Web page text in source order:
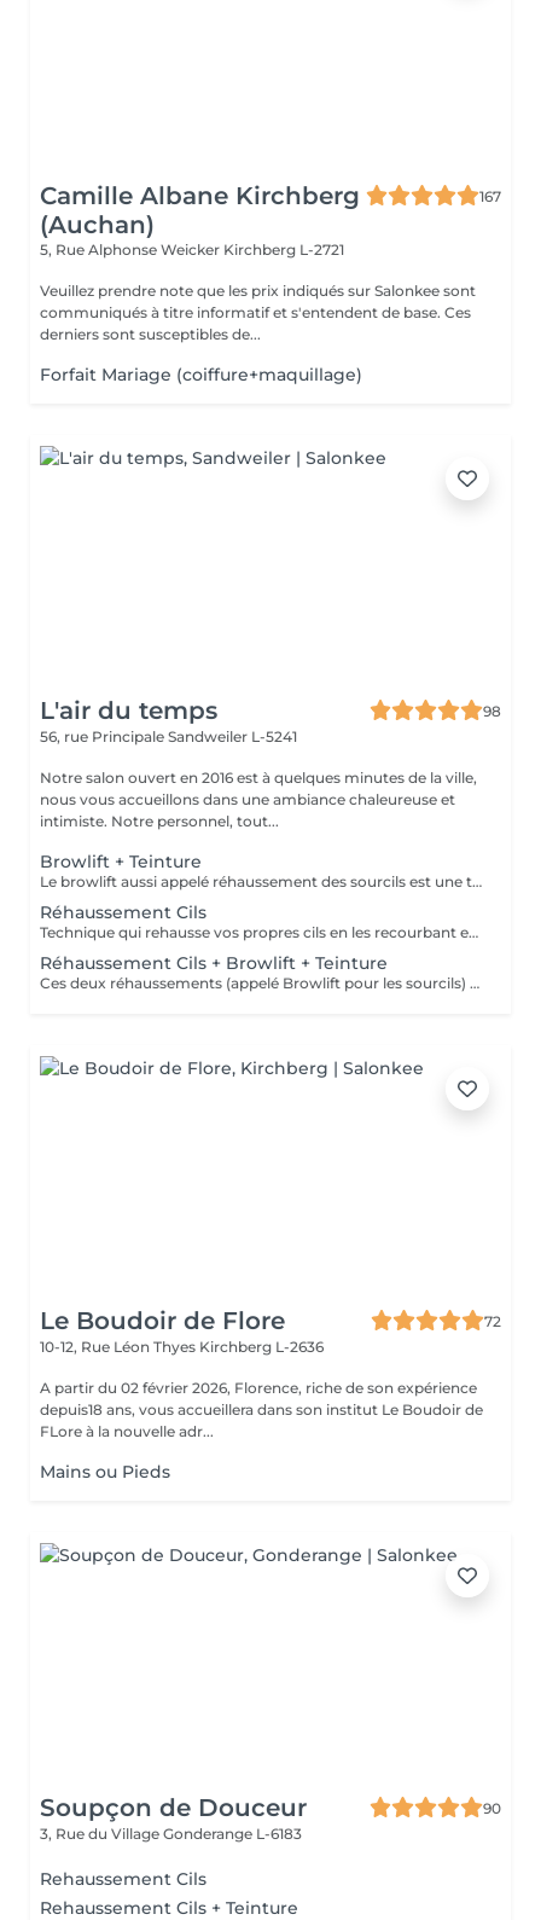
Camille Albane Kirchberg
(Auchan)
167
5, Rue Alphonse Weicker Kirchberg L-2721
Veuillez prendre note que les prix indiqués sur Salonkee sont
communiqués à titre informatif et s'entendent de base. Ces
derniers sont susceptibles de...
Forfait Mariage (coiffure+maquillage)
L'air du temps
98
56, rue Principale Sandweiler L-5241
Notre salon ouvert en 2016 est à quelques minutes de la ville,
nous vous accueillons dans une ambiance chaleureuse et
intimiste. Notre personnel, tout...
Browlift + Teinture
Le browlift aussi appelé réhaussement des sourcils est une technique pour discipliner les poils parfois broussailleux des sourcils, les rehausser et leur donner une jolie forme, il inclut d'office une teinture. C'est une dernière tendance dans la beauté du regard. Peut être associé à un réhaussement des cils pour un résultat plus spectaculaire. Tenue environ 4 semaines. Il est nécessaire d'avoir des sourcils fournis et ne pas avoir fait une teinture de ceux-ci dans les semaines précédentes.
Réhaussement Cils
Technique qui rehausse vos propres cils en les recourbant et en leur donnant une apparence allongée. Vous donnera un regard agrandi. Tenue 2 à 3 mois. La teinture est vivement recommandée pour obtenir un meilleur résultat, un regard plus intense. La kératine est un soin pour, hydrater, nourrir et fortifier les cils. Il faut garder les yeux fermés pendant le traitement. Ne pas venir avec de mascara ce jour de préférence. Pour un regard encore plus spectaculaire vous pouvez combiner avec le réhaussement de sourcils, appelé Browlift.
Réhaussement Cils + Browlift + Teinture
Ces deux réhaussements (appelé Browlift pour les sourcils) vous donneront un look différent, votre regard sera doublement embelli. Vos sourcils doivent contenir assez de poils pour cette technique. Tenue 2-3 mois. Remarque: ne pas porter de mascara le jour du soin de préférence; pas de teinture de sourcils les 3 mois avant.
Le Boudoir de Flore
72
10-12, Rue Léon Thyes Kirchberg L-2636
A partir du 02 février 2026, Florence, riche de son expérience
depuis18 ans, vous accueillera dans son institut Le Boudoir de
FLore à la nouvelle adr...
Mains ou Pieds
Soupçon de Douceur
90
3, Rue du Village Gonderange L-6183
Rehaussement Cils
Rehaussement Cils + Teinture